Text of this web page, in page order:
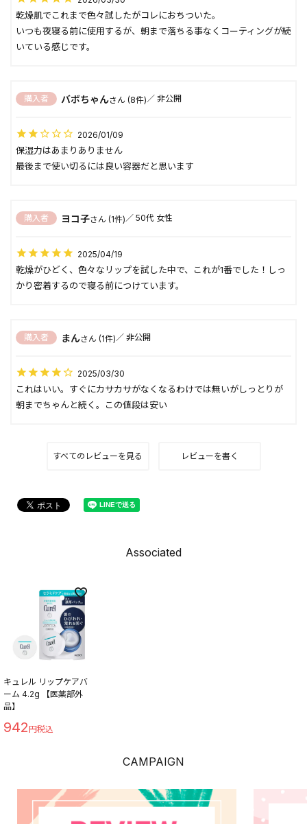
乾燥肌でこれまで色々試したがコレにおちついた。
いつも夜寝る前に使用するが、朝まで落ちる事なくコーティングが続
いている感じです。
バボちゃん 8
購入者 非公開
2026/01/09
保湿力はあまりありません
最後まで使い切るには良い容器だと思います
ヨコ子 1
購入者 50代 女性
2025/04/19
乾燥がひどく、色々なリップを試した中で、これが1番でした！しっ
かり密着するので寝る前につけています。
まん 1
購入者 非公開
2025/03/30
これはいい。すぐにカサカサがなくなるわけでは無いがしっとりが
朝までちゃんと続く。この値段は安い
すべてのレビューを見る レビューを書く
Associated
キュレル リップケアバ
ーム 4.2g 【医薬部外
品】
942
CAMPAIGN